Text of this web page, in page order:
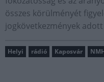
összes körülményét
jogkövetkezmények
Helyi rádió Kaposvár